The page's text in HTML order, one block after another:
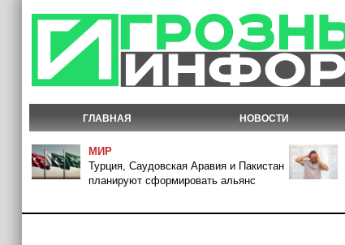
ГЛАВНАЯ НОВОСТИ
МИР
Турция, Саудовская Аравия и Пакистан
планируют сформировать альянс